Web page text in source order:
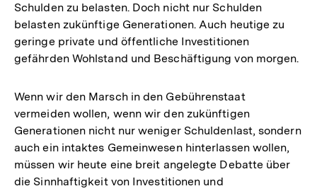
Schulden zu belasten. Doch nicht nur Schulden
belasten zukünftige Generationen. Auch heutige zu
geringe private und öffentliche Investitionen
gefährden Wohlstand und Beschäftigung von morgen.
Wenn wir den Marsch in den Gebührenstaat
vermeiden wollen, wenn wir den zukünftigen
Generationen nicht nur weniger Schuldenlast, sondern
auch ein intaktes Gemeinwesen hinterlassen wollen,
müssen wir heute eine breit angelegte Debatte über
die Sinnhaftigkeit von Investitionen und